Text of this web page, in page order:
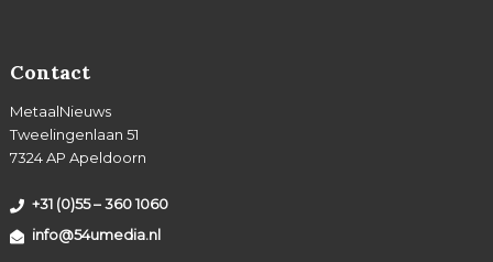
Contact
MetaalNieuws
Tweelingenlaan 51
7324 AP Apeldoorn
+31 (0)55 – 360 1060
info@54umedia.nl